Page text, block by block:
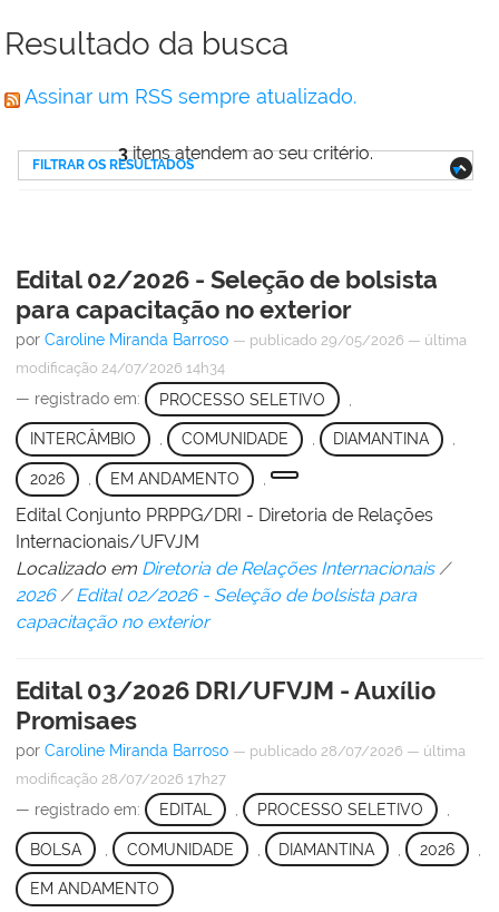
Resultado da busca
Assinar um RSS sempre atualizado.
3itens atendem ao seu critério.
FILTRAR OS RESULTADOS
Edital 02/2026 - Seleção de bolsista
para capacitação no exterior
por Caroline Miranda Barroso — publicado 29/05/2026 — última
modificação 24/07/2026 14h34
— registrado em: PROCESSO SELETIVO
INTERCÂMBIO , COMUNIDADE , DIAMANTINA ,
2026 EM ANDAMENTO
Edital Conjunto PRPPG/DRI - Diretoria de Relações
Internacionais/UFVJM
Localizado em Diretoria de Relações Internacionais /
2026 /Edital 02/2026 - Seleção de bolsista para
capacitação no exterior
Edital 03/2026 DRI/UFVJM - Auxílio
Promisaes
por Caroline Miranda Barroso — publicado 28/07/2026 — última
modificação 28/07/2026 17h27
— registrado em: EDITAL PROCESSO SELETIVO
BOLSA COMUNIDADE DIAMANTINA , 2026
EM ANDAMENTO